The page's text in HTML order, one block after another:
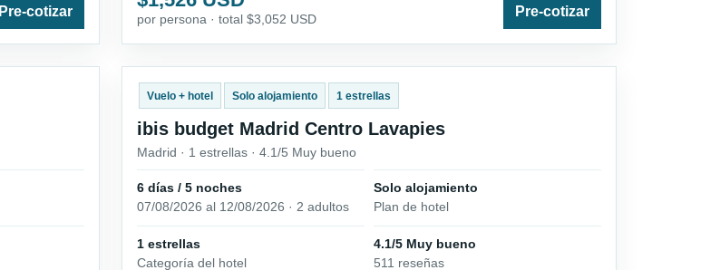
Pre-cotizar por persona · total $3,052 USD Pre-cotizar
Vuelo + hotel Solo alojamiento 1 estrellas
ibis budget Madrid Centro Lavapies
Madrid · 1 estrellas · 4.1/5 Muy bueno
6 días / 5 noches
07/08/2026 al 12/08/2026 · 2 adultos
Solo alojamiento
Plan de hotel
1 estrellas
Categoría del hotel
4.1/5 Muy bueno
511 reseñas